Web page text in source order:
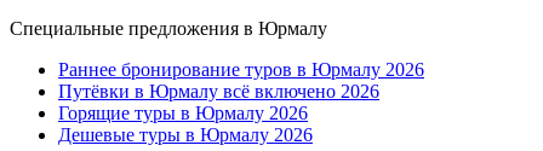
Специальные предложения в Юрмалу
Раннее бронирование туров в Юрмалу 2026
Путёвки в Юрмалу всё включено 2026
Горящие туры в Юрмалу 2026
Дешевые туры в Юрмалу 2026